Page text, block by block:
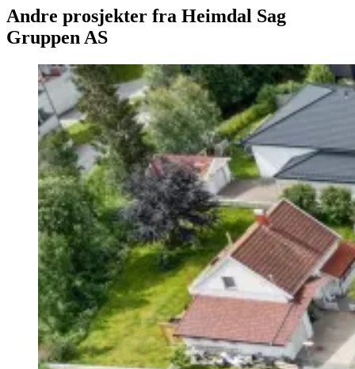
Andre prosjekter fra Heimdal Sag
Gruppen AS